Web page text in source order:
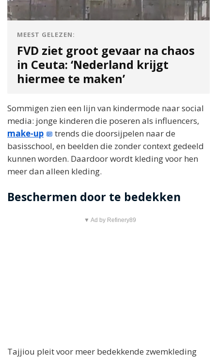
MEEST GELEZEN:
FVD ziet groot gevaar na chaos
in Ceuta: ‘Nederland krijgt
hiermee te maken’
Sommigen zien een lijn van kindermode naar social
media: jonge kinderen die poseren als influencers,
make-up
trends die doorsijpelen naar de
basisschool, en beelden die zonder context gedeeld
kunnen worden. Daardoor wordt kleding voor hen
meer dan alleen kleding.
Beschermen door te bedekken
▼ Ad by Refinery89
Tajjiou pleit voor meer bedekkende zwemkleding